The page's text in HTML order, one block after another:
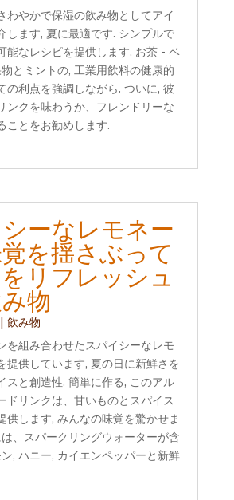
わやかで保湿の飲み物としてアイ
します, 夏に最適です. シンプルで
能なレシピを提供します, お茶 - ベ
とミントの, 工業用飲料の健康的
の利点を強調しながら. ついに, 彼
ンクを味わうか、フレンドリーな
ことをお勧めします.
ーなレモネー
を揺さぶって
リフレッシュ
物
| 飲み物
を組み合わせたスパイシーなレモ
提供しています, 夏の日に新鮮さを
スと創造性. 簡単に作る, このアル
ドリンクは、甘いものとスパイス
供します, みんなの味覚を驚かせま
、スパークリングウォーターが含
, ハニー, カイエンペッパーと新鮮